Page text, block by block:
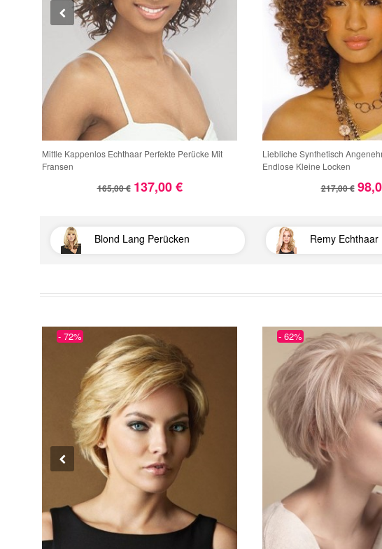
Mittle Kappenlos Echthaar Perfekte Perücke Mit
Fransen
165,00 € 137,00 €
Liebliche Synthetisch
Endlose Kleine Locken
217,00 €
Blond Lang Perücken Remy Echthaar
- 72% - 62%